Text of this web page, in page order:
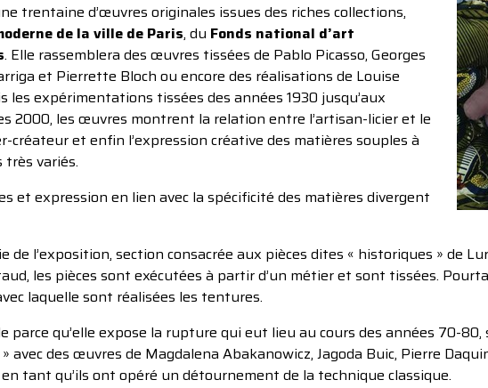
trentaine d’œuvres originales issues des riches collections,
de la ville de Paris, du Fonds national d’art
. Elle rassemblera des œuvres tissées de Pablo Picasso, Georges
et Pierrette Bloch ou encore des réalisations de Louise
expérimentations tissées des années 1930 jusqu’aux
2000, les œuvres montrent la relation entre l’artisan-licier et le
créateur et enfin l’expression créative des matières souples à
variés.
et expression en lien avec la spécificité des matières divergent
l’exposition, section consacrée aux pièces dites « historiques » de
les pièces sont exécutées à partir d’un métier et sont tissées.
laquelle sont réalisées les tentures.
qu’elle expose la rupture qui eut lieu au cours des années 70-
des œuvres de Magdalena Abakanowicz, Jagoda Buic, Pierre
tant qu’ils ont opéré un détournement de la technique classique.